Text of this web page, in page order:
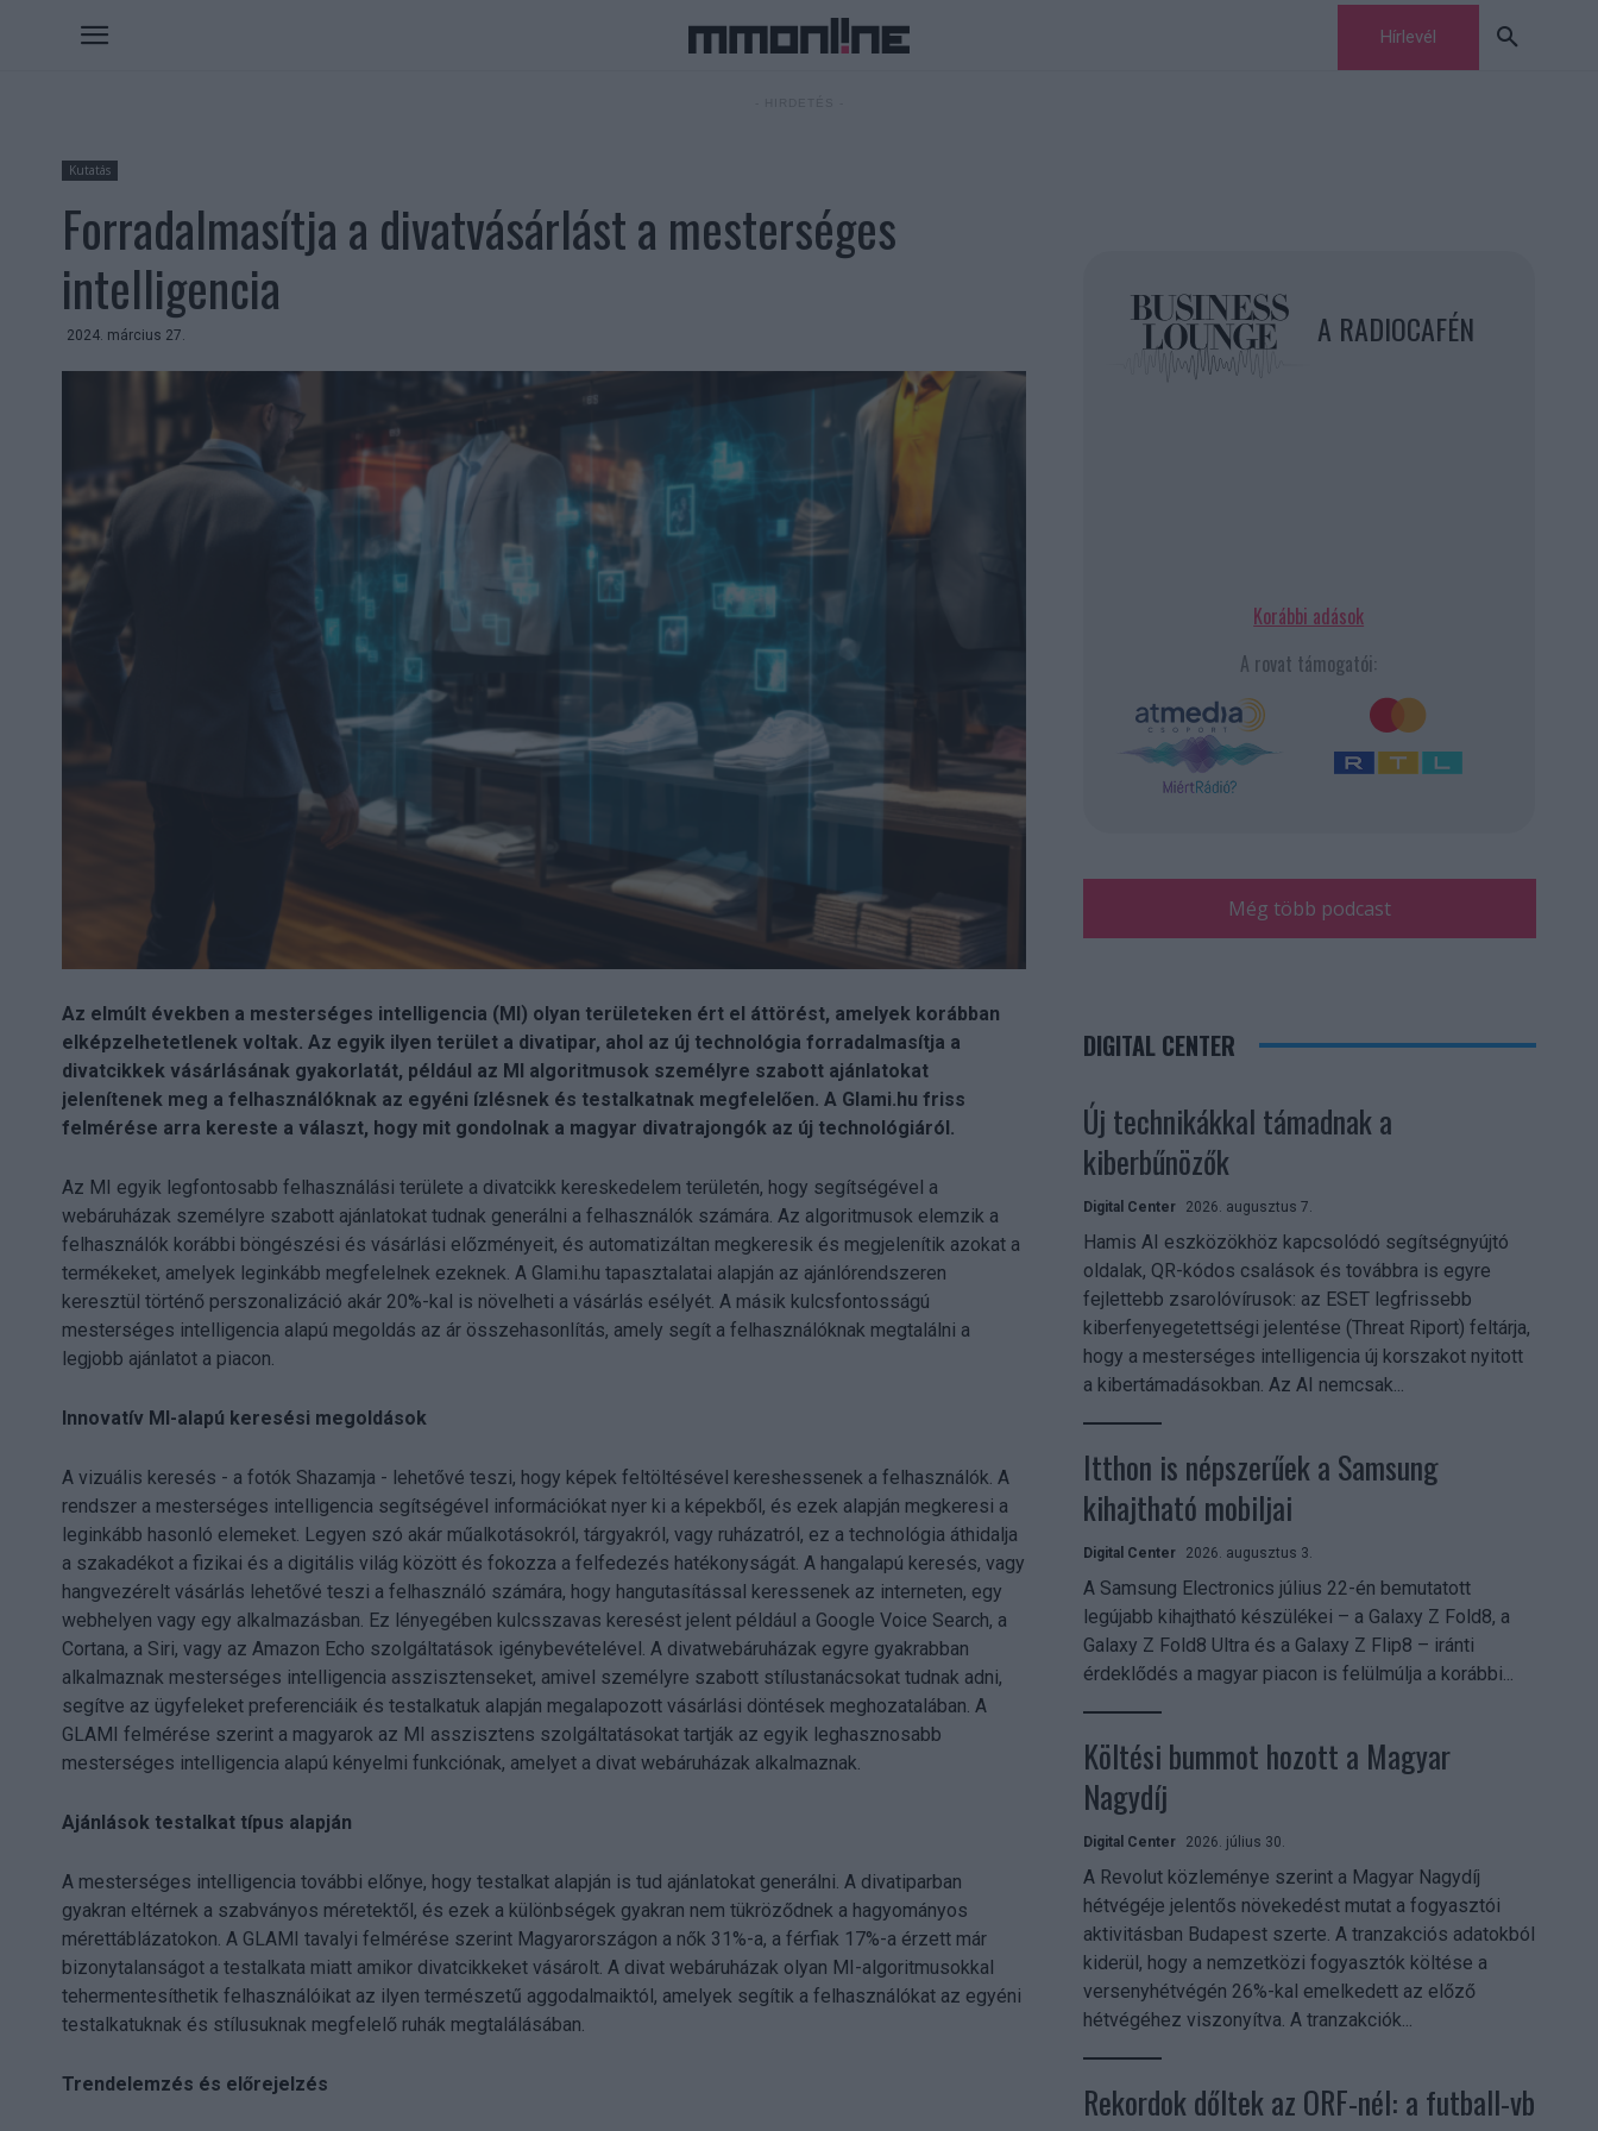
Hírlevél
Kutatás
Forradalmasítja a divatvásárlást a mesterséges
intelligencia
2024. március 27.
Az elmúlt években a mesterséges intelligencia (MI) olyan területeken ért el áttörést, amelyek korábban
elképzelhetetlenek voltak. Az egyik ilyen terület a divatipar, ahol az új technológia forradalmasítja a
divatcikkek vásárlásának gyakorlatát, például az MI algoritmusok személyre szabott ajánlatokat
jelenítenek meg a felhasználóknak az egyéni ízlésnek és testalkatnak megfelelően. A Glami.hu friss
felmérése arra kereste a választ, hogy mit gondolnak a magyar divatrajongók az új technológiáról.
Az MI egyik legfontosabb felhasználási területe a divatcikk kereskedelem területén, hogy segítségével a
webáruházak személyre szabott ajánlatokat tudnak generálni a felhasználók számára. Az algoritmusok elemzik a
felhasználók korábbi böngészési és vásárlási előzményeit, és automatizáltan megkeresik és megjelenítik azokat a
termékeket, amelyek leginkább megfelelnek ezeknek. A Glami.hu tapasztalatai alapján az ajánlórendszeren
keresztül történő perszonalizáció akár 20%-kal is növelheti a vásárlás esélyét. A másik kulcsfontosságú
mesterséges intelligencia alapú megoldás az ár összehasonlítás, amely segít a felhasználóknak megtalálni a
legjobb ajánlatot a piacon.
Innovatív MI-alapú keresési megoldások
A vizuális keresés - a fotók Shazamja - lehetővé teszi, hogy képek feltöltésével kereshessenek a felhasználók. A
rendszer a mesterséges intelligencia segítségével információkat nyer ki a képekből, és ezek alapján megkeresi a
leginkább hasonló elemeket. Legyen szó akár műalkotásokról, tárgyakról, vagy ruházatról, ez a technológia áthidalja
a szakadékot a fizikai és a digitális világ között és fokozza a felfedezés hatékonyságát. A hangalapú keresés, vagy
hangvezérelt vásárlás lehetővé teszi a felhasználó számára, hogy hangutasítással keressenek az interneten, egy
webhelyen vagy egy alkalmazásban. Ez lényegében kulcsszavas keresést jelent például a Google Voice Search, a
Cortana, a Siri, vagy az Amazon Echo szolgáltatások igénybevételével. A divatwebáruházak egyre gyakrabban
alkalmaznak mesterséges intelligencia asszisztenseket, amivel személyre szabott stílustanácsokat tudnak adni,
segítve az ügyfeleket preferenciáik és testalkatuk alapján megalapozott vásárlási döntések meghozatalában. A
GLAMI felmérése szerint a magyarok az MI asszisztens szolgáltatásokat tartják az egyik leghasznosabb
mesterséges intelligencia alapú kényelmi funkciónak, amelyet a divat webáruházak alkalmaznak.
Ajánlások testalkat típus alapján
A mesterséges intelligencia további előnye, hogy testalkat alapján is tud ajánlatokat generálni. A divatiparban
gyakran eltérnek a szabványos méretektől, és ezek a különbségek gyakran nem tükröződnek a hagyományos
mérettáblázatokon. A GLAMI tavalyi felmérése szerint Magyarországon a nők 31%-a, a férfiak 17%-a érzett már
bizonytalanságot a testalkata miatt amikor divatcikkeket vásárolt. A divat webáruházak olyan MI-algoritmusokkal
tehermentesíthetik felhasználóikat az ilyen természetű aggodalmaiktól, amelyek segítik a felhasználókat az egyéni
testalkatuknak és stílusuknak megfelelő ruhák megtalálásában.
Trendelemzés és előrejelzés
A RADIOCAFÉN
Korábbi adások
A rovat támogatói:
Még több podcast
DIGITAL CENTER
Új technikákkal támadnak a
kiberbűnözők
Digital Center 2026. augusztus 7.
Hamis AI eszközökhöz kapcsolódó segítségnyújtó
oldalak, QR-kódos csalások és továbbra is egyre
fejlettebb zsarolóvírusok: az ESET legfrissebb
kiberfenyegetettségi jelentése (Threat Riport) feltárja,
hogy a mesterséges intelligencia új korszakot nyitott
a kibertámadásokban. Az AI nemcsak...
Itthon is népszerűek a Samsung
kihajtható mobiljai
Digital Center 2026. augusztus 3.
A Samsung Electronics július 22-én bemutatott
legújabb kihajtható készülékei – a Galaxy Z Fold8, a
Galaxy Z Fold8 Ultra és a Galaxy Z Flip8 – iránti
érdeklődés a magyar piacon is felülmúlja a korábbi...
Költési bummot hozott a Magyar
Nagydíj
Digital Center 2026. július 30.
A Revolut közleménye szerint a Magyar Nagydíj
hétvégéje jelentős növekedést mutat a fogyasztói
aktivitásban Budapest szerte. A tranzakciós adatokból
kiderül, hogy a nemzetközi fogyasztók költése a
versenyhétvégén 26%-kal emelkedett az előző
hétvégéhez viszonyítva. A tranzakciók...
Rekordok dőltek az ORF-nél: a futball-vb